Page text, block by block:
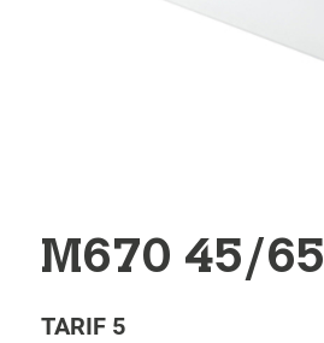
M670 45/65
TARIF 5